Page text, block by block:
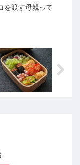
を渡す母親って